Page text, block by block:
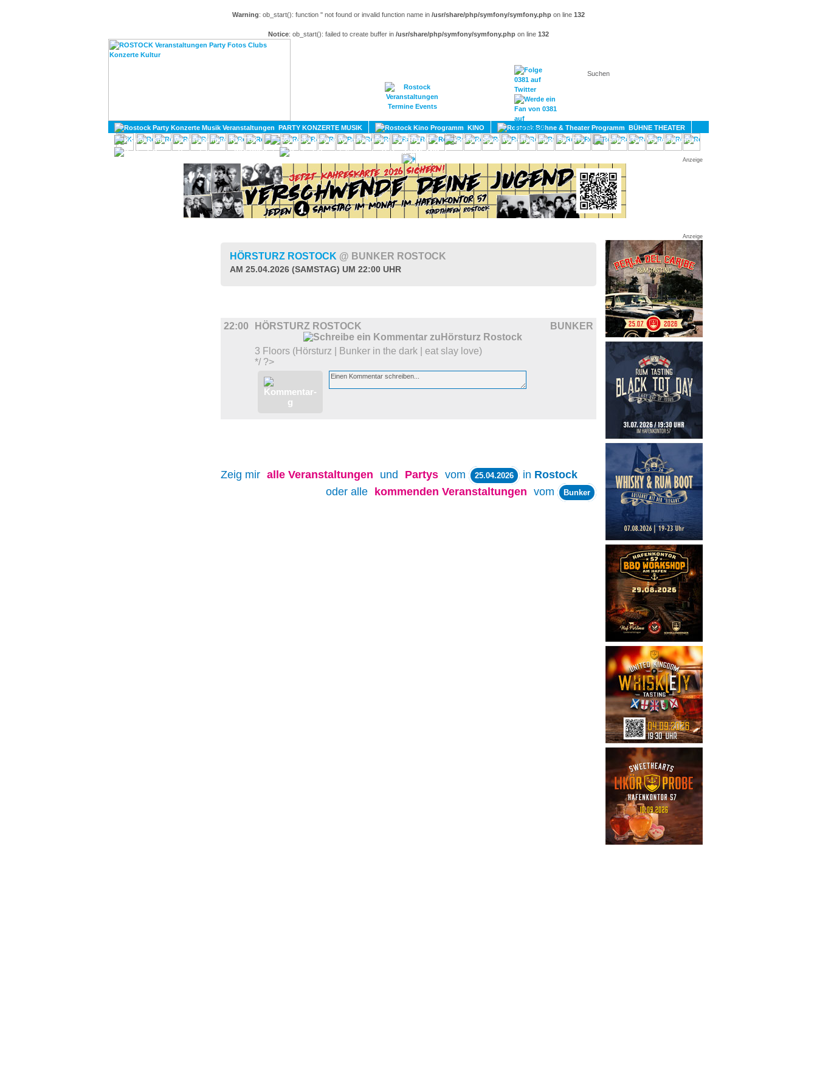
Warning: ob_start(): function '' not found or invalid function name in /usr/share/php/symfony/symfony.php on line 132
Notice: ob_start(): failed to create buffer in /usr/share/php/symfony/symfony.php on line 132
KONTAKT
PARTY KONZERTE MUSIK KINO
BÜHNE THEATER
KULTUR
LITERATUR SPORT
GAY
DIVERSES
UMLAND
Anzeige
Anzeige
HÖRSTURZ ROSTOCK @ BUNKER ROSTOCK
AM 25.04.2026 (SAMSTAG) UM 22:00 UHR
22:00 HÖRSTURZ ROSTOCK BUNKER
3 Floors (Hörsturz | Bunker in the dark | eat slay love)
*/ ?>
Zeig mir alle Veranstaltungen und Partys vom 25.04.2026 in Rostock
oder alle
kommenden Veranstaltungen vom Bunker